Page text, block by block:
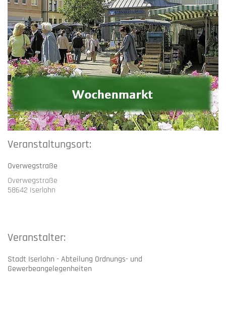
Veranstaltungsort:
Overwegstraße
Overwegstraße
58642 Iserlohn
Veranstalter:
Stadt Iserlohn - Abteilung Ordnungs- und
Gewerbeangelegenheiten